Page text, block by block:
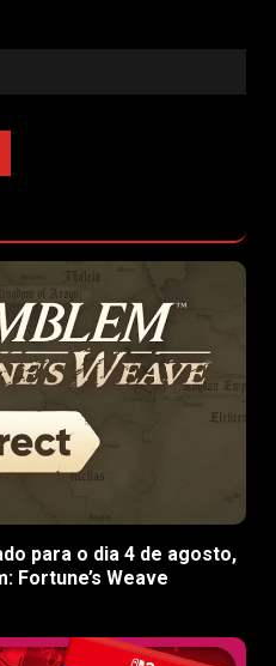
para o dia 4 de agosto,
Fortune’s Weave